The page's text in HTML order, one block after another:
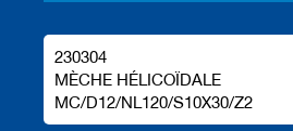
230304
MÈCHE HÉLICOÏDALE
MC/D12/NL120/S10X30/Z2